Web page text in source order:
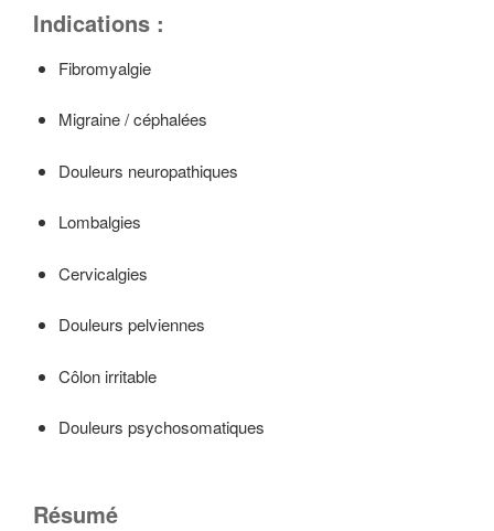
Indications :
Fibromyalgie
Migraine / céphalées
Douleurs neuropathiques
Lombalgies
Cervicalgies
Douleurs pelviennes
Côlon irritable
Douleurs psychosomatiques
Résumé